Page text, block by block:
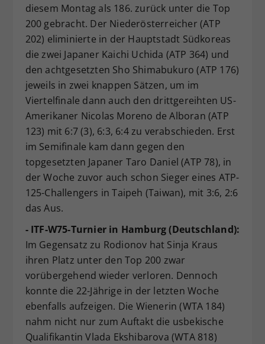
diesem Montag als 186. zurück unter die Top
200 gebracht. Der Niederösterreicher (ATP
202) eliminierte in der Hauptstadt Südkoreas
die zwei Japaner Kaichi Uchida (ATP 364) und
den achtgesetzten Sho Shimabukuro (ATP 176)
jeweils in zwei knappen Sätzen, um im
Viertelfinale dann auch den drittgereihten US-
Amerikaner Nicolas Moreno de Alboran (ATP
123) mit 6:7 (3), 6:3, 6:4 zu verabschieden. Erst
im Semifinale kam dann gegen den
topgesetzten Japaner Taro Daniel (ATP 78), in
der Woche zuvor auch schon Sieger eines ATP-
125-Challengers in Taipeh (Taiwan), mit 3:6, 2:6
das Aus.
- ITF-W75-Turnier in Hamburg (Deutschland):
Im Gegensatz zu Rodionov hat Sinja Kraus
ihren Platz unter den Top 200 zwar
vorübergehend wieder verloren. Dennoch
konnte die 22-Jährige in der letzten Woche
ebenfalls aufzeigen. Die Wienerin (WTA 184)
nahm nicht nur zum Auftakt die usbekische
Qualifikantin Vlada Ekshibarova (WTA 818)